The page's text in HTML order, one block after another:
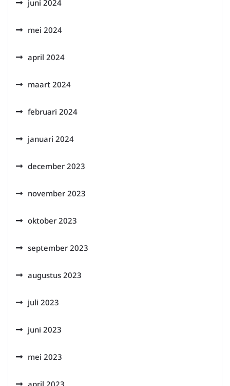
juni 2024
mei 2024
april 2024
maart 2024
februari 2024
januari 2024
december 2023
november 2023
oktober 2023
september 2023
augustus 2023
juli 2023
juni 2023
mei 2023
april 2023